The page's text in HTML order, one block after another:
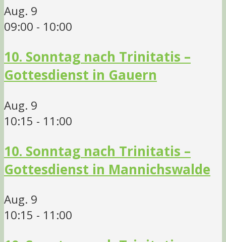
Aug. 9
09:00 - 10:00
10. Sonntag nach Trinitatis –
Gottesdienst in Gauern
Aug. 9
10:15 - 11:00
10. Sonntag nach Trinitatis –
Gottesdienst in Mannichswalde
Aug. 9
10:15 - 11:00